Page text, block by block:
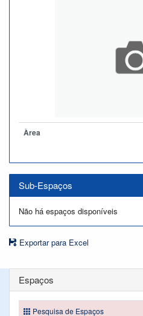
Àrea
Sub-Espaços
Não há espaços disponíveis
Exportar para Excel
Espaços
Pesquisa de Espaços